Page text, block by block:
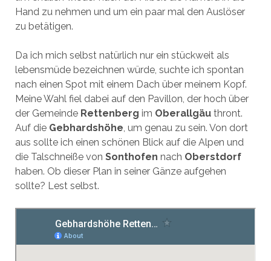
Hand zu nehmen und um ein paar mal den Auslöser
zu betätigen.
Da ich mich selbst natürlich nur ein stückweit als
lebensmüde bezeichnen würde, suchte ich spontan
nach einen Spot mit einem Dach über meinem Kopf.
Meine Wahl fiel dabei auf den Pavillon, der hoch über
der Gemeinde Rettenberg im Oberallgäuthront.
Auf die Gebhardshöhe, um genau zu sein. Von dort
aus sollte ich einen schönen Blick auf die Alpen und
die Talschneiße von Sonthofen nach Oberstdorf
haben. Ob dieser Plan in seiner Gänze aufgehen
sollte? Lest selbst.